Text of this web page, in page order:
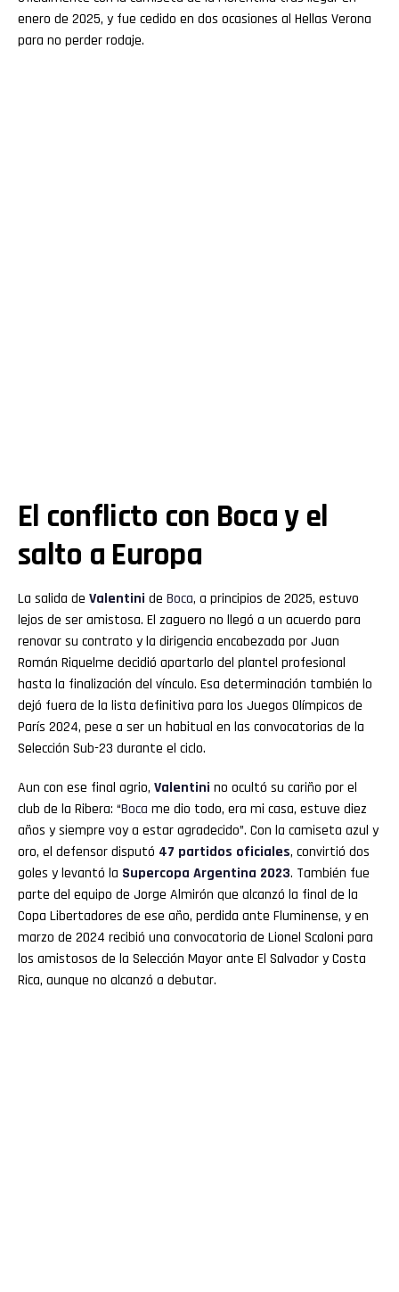
enero de 2025, y fue cedido en dos ocasiones al Hellas Verona
para no perder rodaje.
El conflicto con Boca y el
salto a Europa
La salida de Valentini de Boca, a principios de 2025, estuvo
lejos de ser amistosa. El zaguero no llegó a un acuerdo para
renovar su contrato y la dirigencia encabezada por Juan
Román Riquelme decidió apartarlo del plantel profesional
hasta la finalización del vínculo. Esa determinación también lo
dejó fuera de la lista definitiva para los Juegos Olímpicos de
París 2024, pese a ser un habitual en las convocatorias de la
Selección Sub-23 durante el ciclo.
Aun con ese final agrio, Valentini no ocultó su cariño por el
club de la Ribera: “Boca me dio todo, era mi casa, estuve diez
años y siempre voy a estar agradecido”. Con la camiseta azul y
oro, el defensor disputó 47 partidos oficiales, convirtió dos
goles y levantó la Supercopa Argentina 2023. También fue
parte del equipo de Jorge Almirón que alcanzó la final de la
Copa Libertadores de ese año, perdida ante Fluminense, y en
marzo de 2024 recibió una convocatoria de Lionel Scaloni para
los amistosos de la Selección Mayor ante El Salvador y Costa
Rica, aunque no alcanzó a debutar.